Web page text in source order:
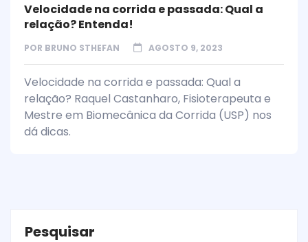
Velocidade na corrida e passada: Qual a
relação? Entenda!
POR BRUNO STHEFAN AGOSTO 9, 2023
Velocidade na corrida e passada: Qual a
relação? Raquel Castanharo, Fisioterapeuta e
Mestre em Biomecânica da Corrida (USP) nos
dá dicas.
Pesquisar